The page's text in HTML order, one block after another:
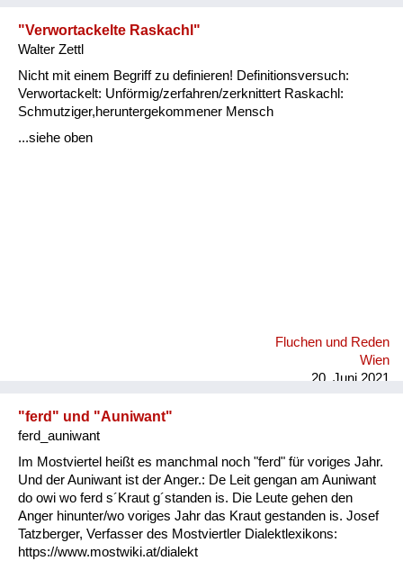
"Verwortackelte Raskachl"
Walter Zettl
Nicht mit einem Begriff zu definieren! Definitionsversuch:
Verwortackelt: Unförmig/zerfahren/zerknittert Raskachl:
Schmutziger,heruntergekommener Mensch
...siehe oben
Fluchen und Reden
Wien
20. Juni 2021
"ferd" und "Auniwant"
ferd_auniwant
Im Mostviertel heißt es manchmal noch "ferd" für voriges Jahr.
Und der Auniwant ist der Anger.: De Leit gengan am Auniwant
do owi wo ferd s´Kraut g´standen is. Die Leute gehen den
Anger hinunter/wo voriges Jahr das Kraut gestanden is. Josef
Tatzberger, Verfasser des Mostviertler Dialektlexikons:
https://www.mostwiki.at/dialekt